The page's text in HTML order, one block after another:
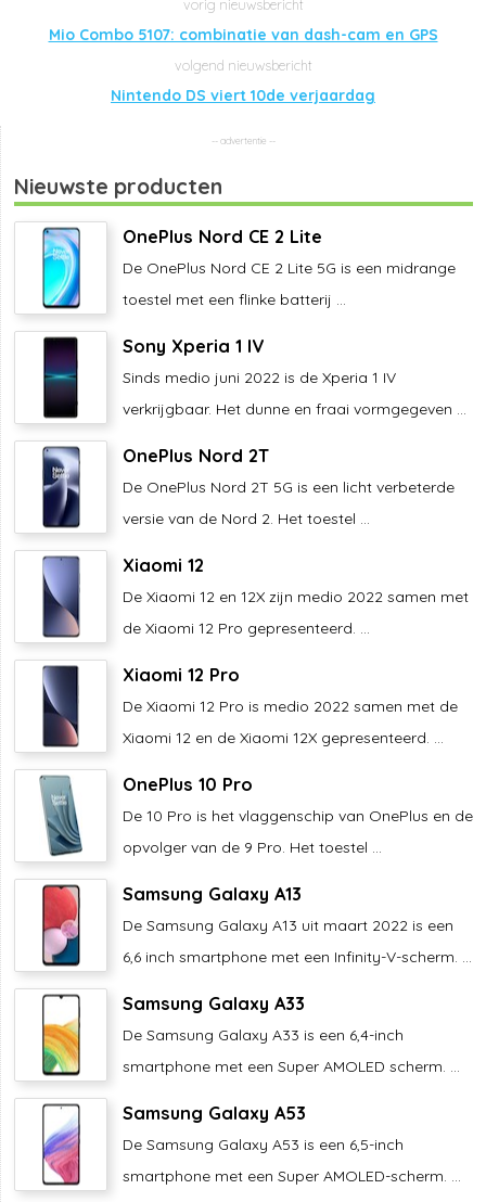
Mio Combo 5107: combinatie van dash-cam en GPS
Nintendo DS viert 10de verjaardag
Nieuwste producten
OnePlus Nord CE 2 Lite
De OnePlus Nord CE 2 Lite 5G is een midrange
toestel met een flinke batterij ...
Sony Xperia 1 IV
Sinds medio juni 2022 is de Xperia 1 IV
verkrijgbaar. Het dunne en fraai vormgegeven ...
OnePlus Nord 2T
De OnePlus Nord 2T 5G is een licht verbeterde
versie van de Nord 2. Het toestel ...
Xiaomi 12
De Xiaomi 12 en 12X zijn medio 2022 samen met
de Xiaomi 12 Pro gepresenteerd. ...
Xiaomi 12 Pro
De Xiaomi 12 Pro is medio 2022 samen met de
Xiaomi 12 en de Xiaomi 12X gepresenteerd. ...
OnePlus 10 Pro
De 10 Pro is het vlaggenschip van OnePlus en de
opvolger van de 9 Pro. Het toestel ...
Samsung Galaxy A13
De Samsung Galaxy A13 uit maart 2022 is een
6,6 inch smartphone met een Infinity-V-scherm. ...
Samsung Galaxy A33
De Samsung Galaxy A33 is een 6,4-inch
smartphone met een Super AMOLED scherm. ...
Samsung Galaxy A53
De Samsung Galaxy A53 is een 6,5-inch
smartphone met een Super AMOLED-scherm. ...